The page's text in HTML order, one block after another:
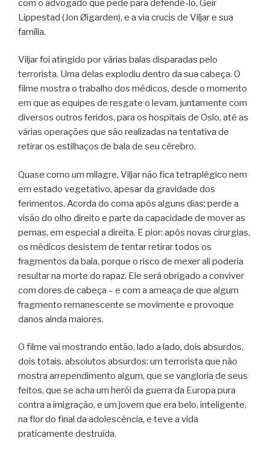
com o advogado que pede para defendê-lo, Geir
Lippestad (Jon Øigarden), e a via crucis de Viljar e sua
família.
Viljar foi atingido por várias balas disparadas pelo
terrorista. Uma delas explodiu dentro da sua cabeça. O
filme mostra o trabalho dos médicos, desde o momento
em que as equipes de resgate o levam, juntamente com
diversos outros feridos, para os hospitais de Oslo, até as
várias operações que são realizadas na tentativa de
retirar os estilhaços de bala de seu cérebro.
Quase como um milagre, Viljar não fica tetraplégico nem
em estado vegetativo, apesar da gravidade dos
ferimentos. Acorda do coma após alguns dias; perde a
visão do olho direito e parte da capacidade de mover as
pernas, em especial a direita. E pior: após novas cirurgias,
os médicos desistem de tentar retirar todos os
fragmentos da bala, porque o risco de mexer ali poderia
resultar na morte do rapaz. Ele será obrigado a conviver
com dores de cabeça – e com a ameaça de que algum
fragmento remanescente se movimente e provoque
danos ainda maiores.
O filme vai mostrando então, lado a lado, dois absurdos,
dois totais, absolutos absurdos: um terrorista que não
mostra arrependimento algum, que se vangloria de seus
feitos, que se acha um herói da guerra da Europa pura
contra a imigração, e um jovem que era belo, inteligente,
na flor do final da adolescência, e teve a vida
praticamente destruída.